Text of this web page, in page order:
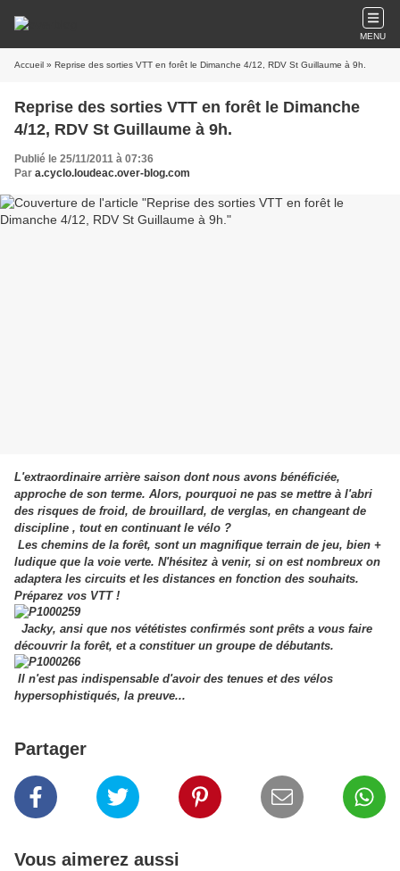
MENU
Accueil » Reprise des sorties VTT en forêt le Dimanche 4/12, RDV St Guillaume à 9h.
Reprise des sorties VTT en forêt le Dimanche
4/12, RDV St Guillaume à 9h.
Publié le 25/11/2011 à 07:36
Par a.cyclo.loudeac.over-blog.com
L'extraordinaire arrière saison dont nous avons bénéficiée,
approche de son terme. Alors, pourquoi ne pas se mettre à l'abri
des risques de froid, de brouillard, de verglas, en changeant de
discipline , tout en continuant le vélo ?
Les chemins de la forêt, sont un magnifique terrain de jeu, bien +
ludique que la voie verte. N'hésitez à venir, si on est nombreux on
adaptera les circuits et les distances en fonction des souhaits.
Préparez vos VTT !
Jacky, ansi que nos vététistes confirmés sont prêts a vous faire
découvrir la forêt, et a constituer un groupe de débutants.
Il n'est pas indispensable d'avoir des tenues et des vélos
hypersophistiqués, la preuve...
Partager
Vous aimerez aussi